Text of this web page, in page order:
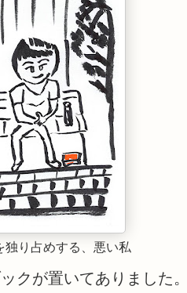
独り占めする、悪い私
クが置いてありました。